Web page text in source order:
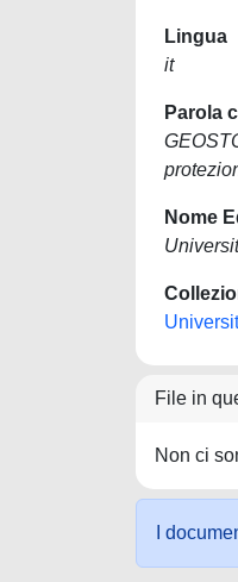
Lingua
it
Parola
Nome
File in
Non ci
I